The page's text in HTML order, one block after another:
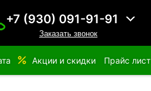
+7 (930) 091-91-91
Заказать звонок
Акции и скидки Прайс лист